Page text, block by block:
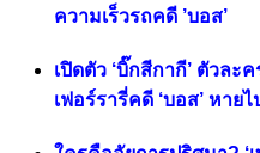
ความเร็วรถคดี ’บอส’
เปิดตัว ‘บิ๊กสีกากี’ ตัวละ
เฟอร์รารี่คดี ‘บอส’ หาย